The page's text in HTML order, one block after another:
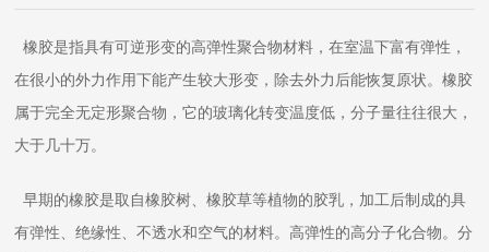
橡胶是指具有可逆形变的高弹性聚合物材料，在室温下富有弹性，
在很小的外力作用下能产生较大形变，除去外力后能恢复原状。橡胶
属于完全无定形聚合物，它的玻璃化转变温度低，分子量往往很大，
大于几十万。
早期的橡胶是取自橡胶树、橡胶草等植物的胶乳，加工后制成的具
有弹性、绝缘性、不透水和空气的材料。高弹性的高分子化合物。分